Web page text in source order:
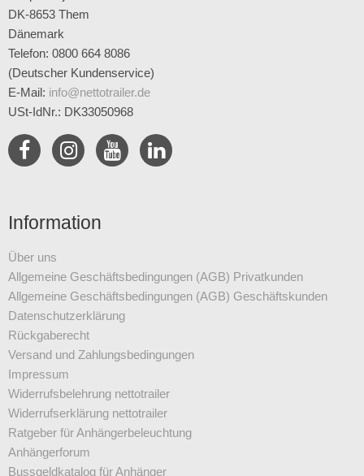
DK-8653 Them
Dänemark
Telefon: 0800 664 8086
(Deutscher Kundenservice)
E-Mail: info@nettotrailer.de
USt-IdNr.: DK33050968
Information
Über uns
Allgemeine Geschäftsbedingungen (AGB) Privatkunden
Allgemeine Geschäftsbedingungen (AGB) Geschäftskunden
Datenschutz­erklärung
Rückgaberecht
Versand und Zahlungsbedingungen
Impressum
Widerrufsbelehrung nettotrailer
Widerrufserklärung nettotrailer
Ratgeber für Anhängerbeleuchtung
Anhängerforum
Bussgeldkatalog für Anhänger